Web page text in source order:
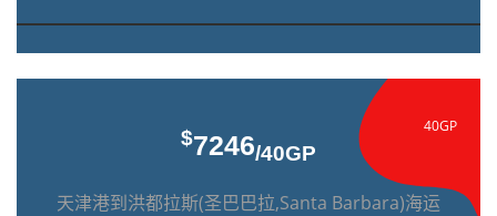
40GP
$7246/40GP
天津港到洪都拉斯(圣巴巴拉,Santa Barbara)海运